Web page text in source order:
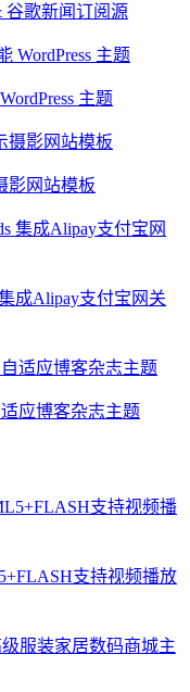
谷歌新闻订阅源
主题
影网站模板
成Alipay支付宝网关
应博客杂志主题
支持视频播放